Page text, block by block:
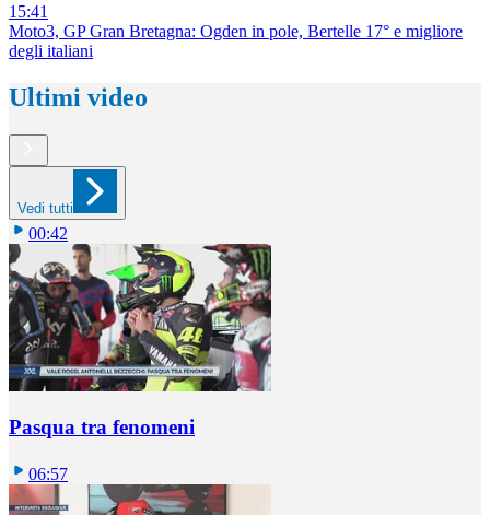
15:41
Moto3, GP Gran Bretagna: Ogden in pole, Bertelle 17° e migliore
degli italiani
Ultimi video
Vedi tutti
00:42
Pasqua tra fenomeni
06:57